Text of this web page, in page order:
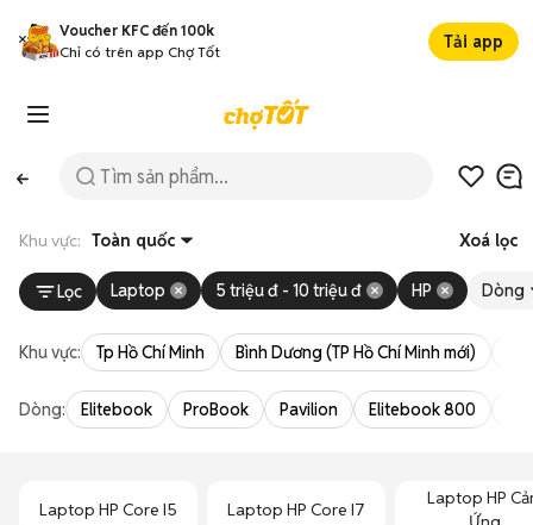
Voucher KFC đến 100k
Chỉ có trên app Chợ Tốt
Tải app
Khu vực: Toàn quốc Xoá lọc
Lọc Laptop 5 triệu đ - 10 triệu đ HP Dòng
Khu vực: Tp Hồ Chí Minh Bình Dương (TP Hồ Chí Minh mới)
Dòng: Elitebook ProBook Pavilion Elitebook 800
Laptop HP Core I5 Laptop HP Core I7
Laptop HP